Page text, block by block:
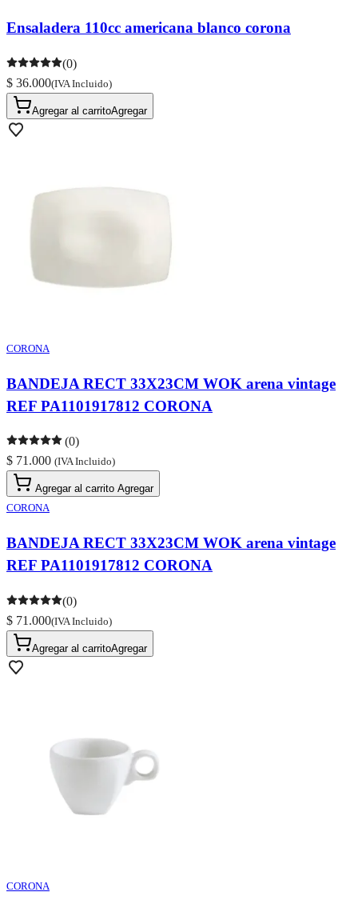
Ensaladera 110cc americana blanco corona
(0)
$ 36.000(IVA Incluido)
Agregar al carritoAgregar
CORONA
BANDEJA RECT 33X23CM WOK arena vintage
REF PA1101917812 CORONA
(0)
$ 71.000 (IVA Incluido)
Agregar al carrito Agregar
CORONA
BANDEJA RECT 33X23CM WOK arena vintage
REF PA1101917812 CORONA
(0)
$ 71.000(IVA Incluido)
Agregar al carritoAgregar
CORONA